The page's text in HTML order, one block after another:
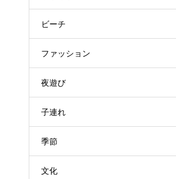
ビーチ
ファッション
夜遊び
子連れ
季節
文化